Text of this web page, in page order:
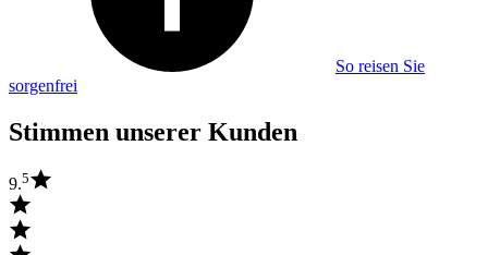
So reisen Sie
sorgenfrei
Stimmen unserer Kunden
9.5